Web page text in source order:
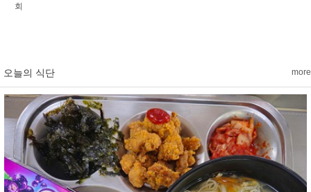
회
오늘의 식단 more